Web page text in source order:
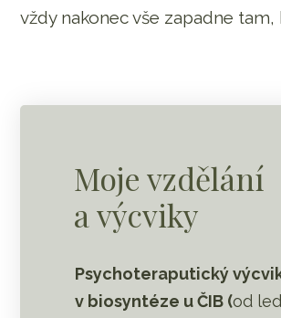
vždy nakonec vše zapadne tam,
Moje vzdělání
a výcviky
Psychoteraputický
v biosyntéze u ČIB (od